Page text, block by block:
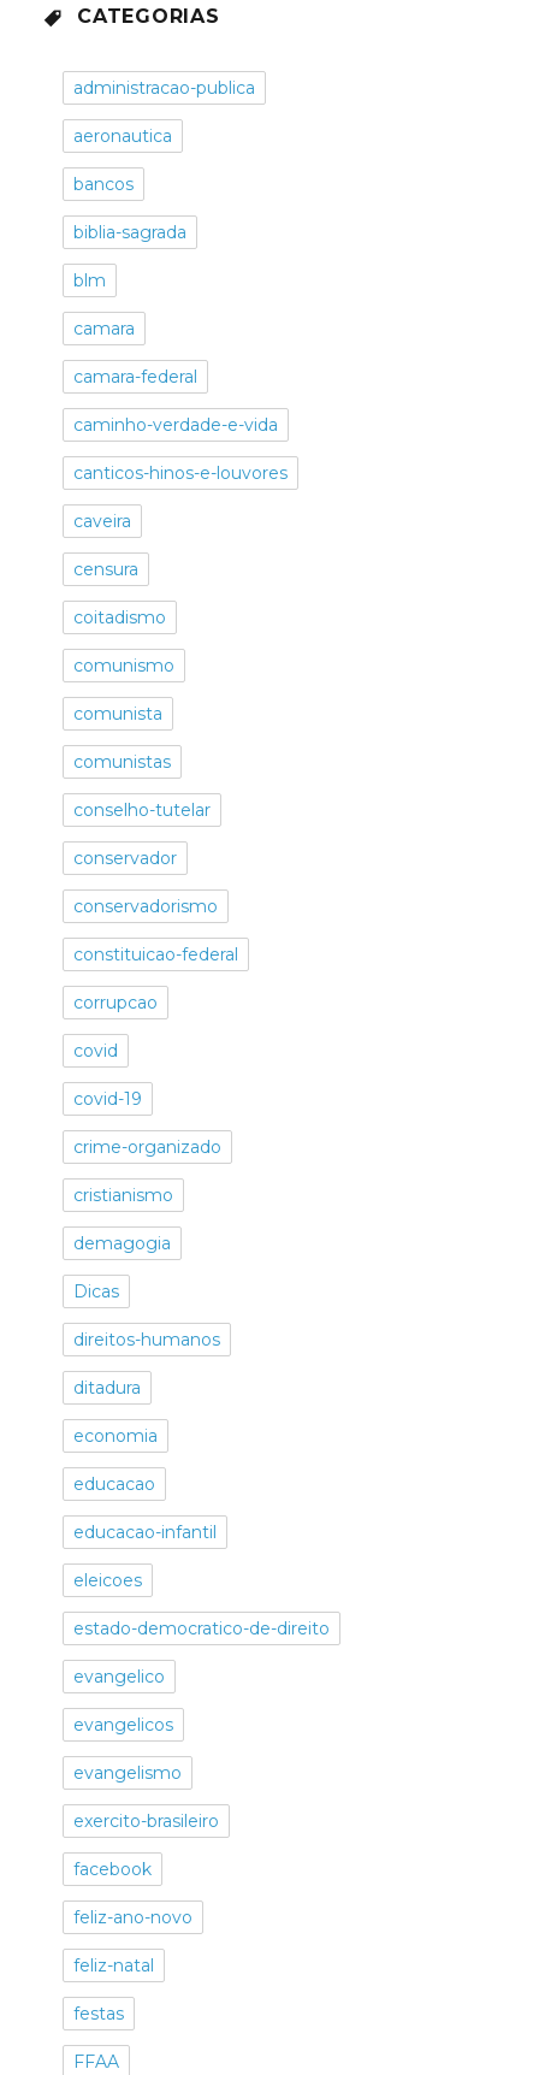
CATEGORIAS
administracao-publica
aeronautica
bancos
biblia-sagrada
blm
camara
camara-federal
caminho-verdade-e-vida
canticos-hinos-e-louvores
caveira
censura
coitadismo
comunismo
comunista
comunistas
conselho-tutelar
conservador
conservadorismo
constituicao-federal
corrupcao
covid
covid-19
crime-organizado
cristianismo
demagogia
Dicas
direitos-humanos
ditadura
economia
educacao
educacao-infantil
eleicoes
estado-democratico-de-direito
evangelico
evangelicos
evangelismo
exercito-brasileiro
facebook
feliz-ano-novo
feliz-natal
festas
FFAA